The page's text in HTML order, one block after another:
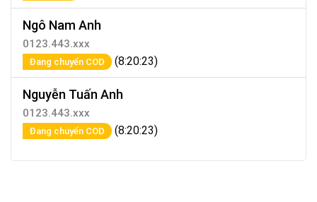
Ngô Nam Anh
0123.443.xxx
Đang chuyển COD (8:20:23)
Nguyễn Tuấn Anh
0123.443.xxx
Đang chuyển COD (8:20:23)